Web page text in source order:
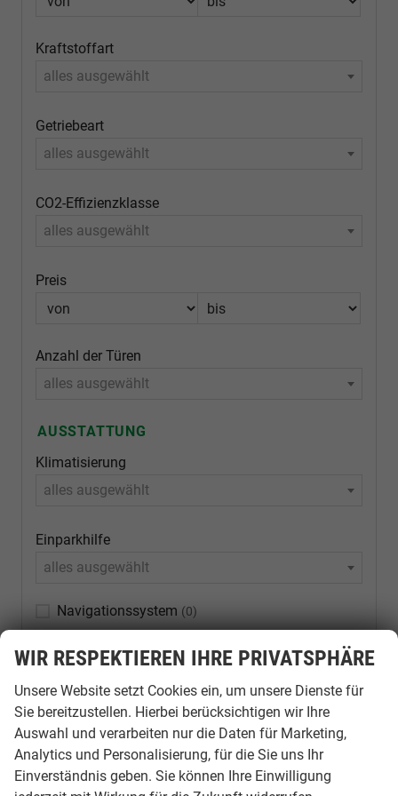
Kraftstoffart
alles ausgewählt
Getriebeart
alles ausgewählt
CO2-Effizienzklasse
alles ausgewählt
Preis
Anzahl der Türen
alles ausgewählt
AUSSTATTUNG
Klimatisierung
alles ausgewählt
Einparkhilfe
alles ausgewählt
Navigationssystem (0)
Sitzheizung (1)
LED-Scheinwerfer (0)
Allradantrieb(21)
WIR RESPEKTIEREN IHRE PRIVATSPHÄRE
Unsere Website setzt Cookies ein, um unsere Dienste für
Sie bereitzustellen. Hierbei berücksichtigen wir Ihre
Auswahl und verarbeiten nur die Daten für Marketing,
Analytics und Personalisierung, für die Sie uns Ihr
Einverständnis geben. Sie können Ihre Einwilligung